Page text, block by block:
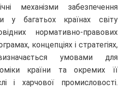
механізми забезпечення
у багатьох країнах світу
нормативно-правових
концепціях і стратегіях,
умовами для
країни та окремих її
і харчової промисловості.